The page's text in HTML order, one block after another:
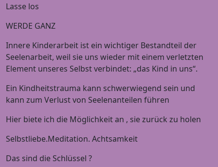
Lasse los
WERDE GANZ
Innere Kinderarbeit ist ein wichtiger Bestandteil der
Seelenarbeit, weil sie uns wieder mit einem verletzten
Element unseres Selbst verbindet: „das Kind in uns“.
Ein Kindheitstrauma kann schwerwiegend sein und
kann zum Verlust von Seelenanteilen führen
Hier biete ich die Möglichkeit an , sie zurück zu holen
Selbstliebe.Meditation. Achtsamkeit
Das sind die Schlüssel ?